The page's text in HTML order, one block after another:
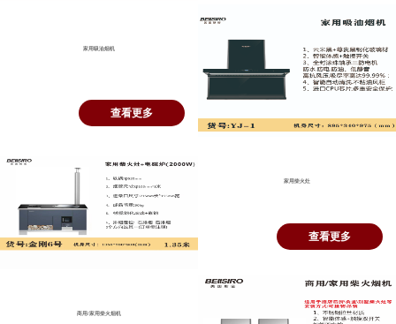
家用吸油烟机
查看更多
家用柴火灶
查看更多
商用/家用柴火烟机